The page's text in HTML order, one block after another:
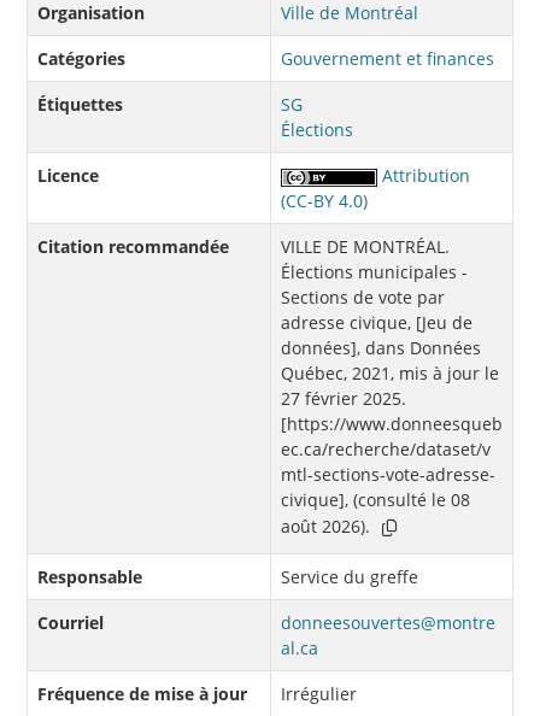
Organisation
Ville de Montréal
Catégories
Gouvernement et finances
Étiquettes
SG
Élections
Licence
Attribution
(CC-BY 4.0)
Citation recommandée
VILLE DE MONTRÉAL.
Élections municipales -
Sections de vote par
adresse civique, [Jeu de
données], dans Données
Québec, 2021, mis à jour le
27 février 2025.
[https://www.donneesqueb
ec.ca/recherche/dataset/v
mtl-sections-vote-adresse-
civique], (consulté le 08
août 2026).
Responsable
Service du greffe
Courriel
donneesouvertes@montre
al.ca
Fréquence de mise à jour
Irrégulier